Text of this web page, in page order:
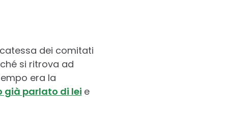
dei comitati
si ritrova ad
era la
già parlato di lei e